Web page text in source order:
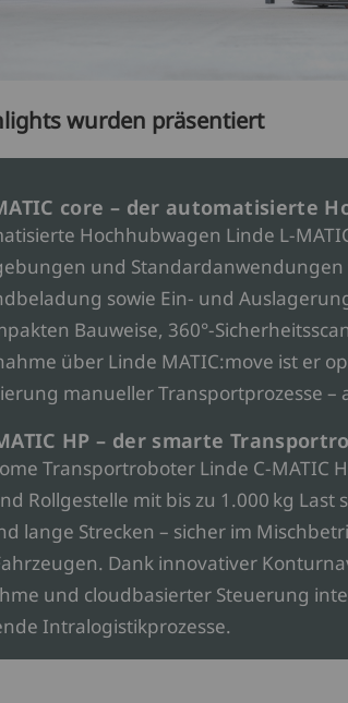
wurden präsentiert
core – der automatisierte
Hochhubwagen Linde L-
und
sowie Ein- und
Bauweise, 360°-
über Linde MATIC:move ist er
manueller Transportprozesse –
HP – der smarte
Transportroboter Linde C-MATIC
Rollgestelle mit bis zu 1.000 kg Last
lange Strecken – sicher im
Dank innovativer
und cloudbasierter Steuerung
Intralogistikprozesse.